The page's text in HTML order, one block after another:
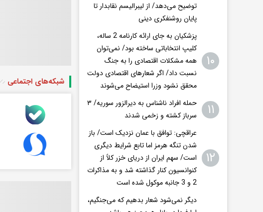
شبکه‌های اجتماعی
توضیح می‌دهد/ از لیبرالیسم نقابدار تا
پایان روشنفکری دینی
۱۰
پزشکیان به جای ارائه کارنامه 2 ساله،
کلیپ انتخاباتی ساخته بود/ نمی‌توان
همه مشکلات اقتصادی را به جنگ
نسبت داد/ اگر شعار‌های اقتصادی دولت
محقق نشود وزرا استیضاح می‌شوند
۱۱
حمله افراد ناشناس به دیرالزور سوریه/ ۳
سرباز کشته و زخمی شدند
۱۲
عراقچی: توافق با عمان نزدیک است/ باز
شدن تنگه هرمز اما تابع شرایط دیگری
است/ سهم ایران از دریای خزر کلاً از
کنوانسیون کنار گذاشته شد و به مذاکرات
2 و 3 جانبه موکول شده است
دیگر نمی‌شود شعار بدهیم که می‌جنگیم،